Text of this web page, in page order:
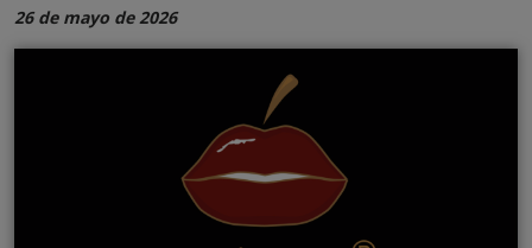
26 de mayo de 2026